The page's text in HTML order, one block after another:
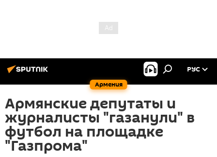
Армения
РУС
Армянские депутаты и
журналисты "газанули" в
футбол на площадке
"Газпрома"